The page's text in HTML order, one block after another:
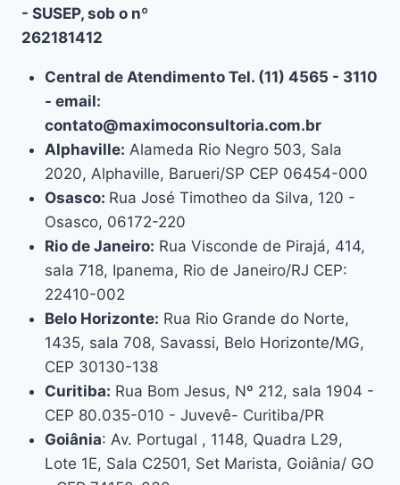
- SUSEP, sob o nº
262181412
Central de Atendimento Tel. (11) 4565 - 3110
- email:
contato@maximoconsultoria.com.br
Alphaville: Alameda Rio Negro 503, Sala
2020, Alphaville, Barueri/SP CEP 06454-000
Osasco: Rua José Timotheo da Silva, 120 -
Osasco, 06172-220
Rio de Janeiro: Rua Visconde de Pirajá, 414,
sala 718, Ipanema, Rio de Janeiro/RJ CEP:
22410-002
Belo Horizonte: Rua Rio Grande do Norte,
1435, sala 708, Savassi, Belo Horizonte/MG,
CEP 30130-138
Curitiba: Rua Bom Jesus, Nº 212, sala 1904 -
CEP 80.035-010 - Juvevê- Curitiba/PR
Goiânia: Av. Portugal , 1148, Quadra L29,
Lote 1E, Sala C2501, Set Marista, Goiânia/ GO